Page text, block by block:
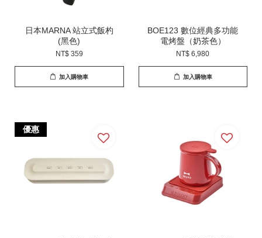
日本MARNA 站立式飯杓
(黑色)
NT$ 359
加入購物車
BOE123 數位經典多功能
電烤盤（奶茶色）
NT$ 6,980
加入購物車
優惠